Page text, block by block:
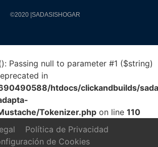
©2020 |SADASISHOGAR
Passing null to parameter #1 ($string)
in
htdocs/clickandbuilds/
Tokenizer.php on line 110
Política de Privacidad
de Cookies